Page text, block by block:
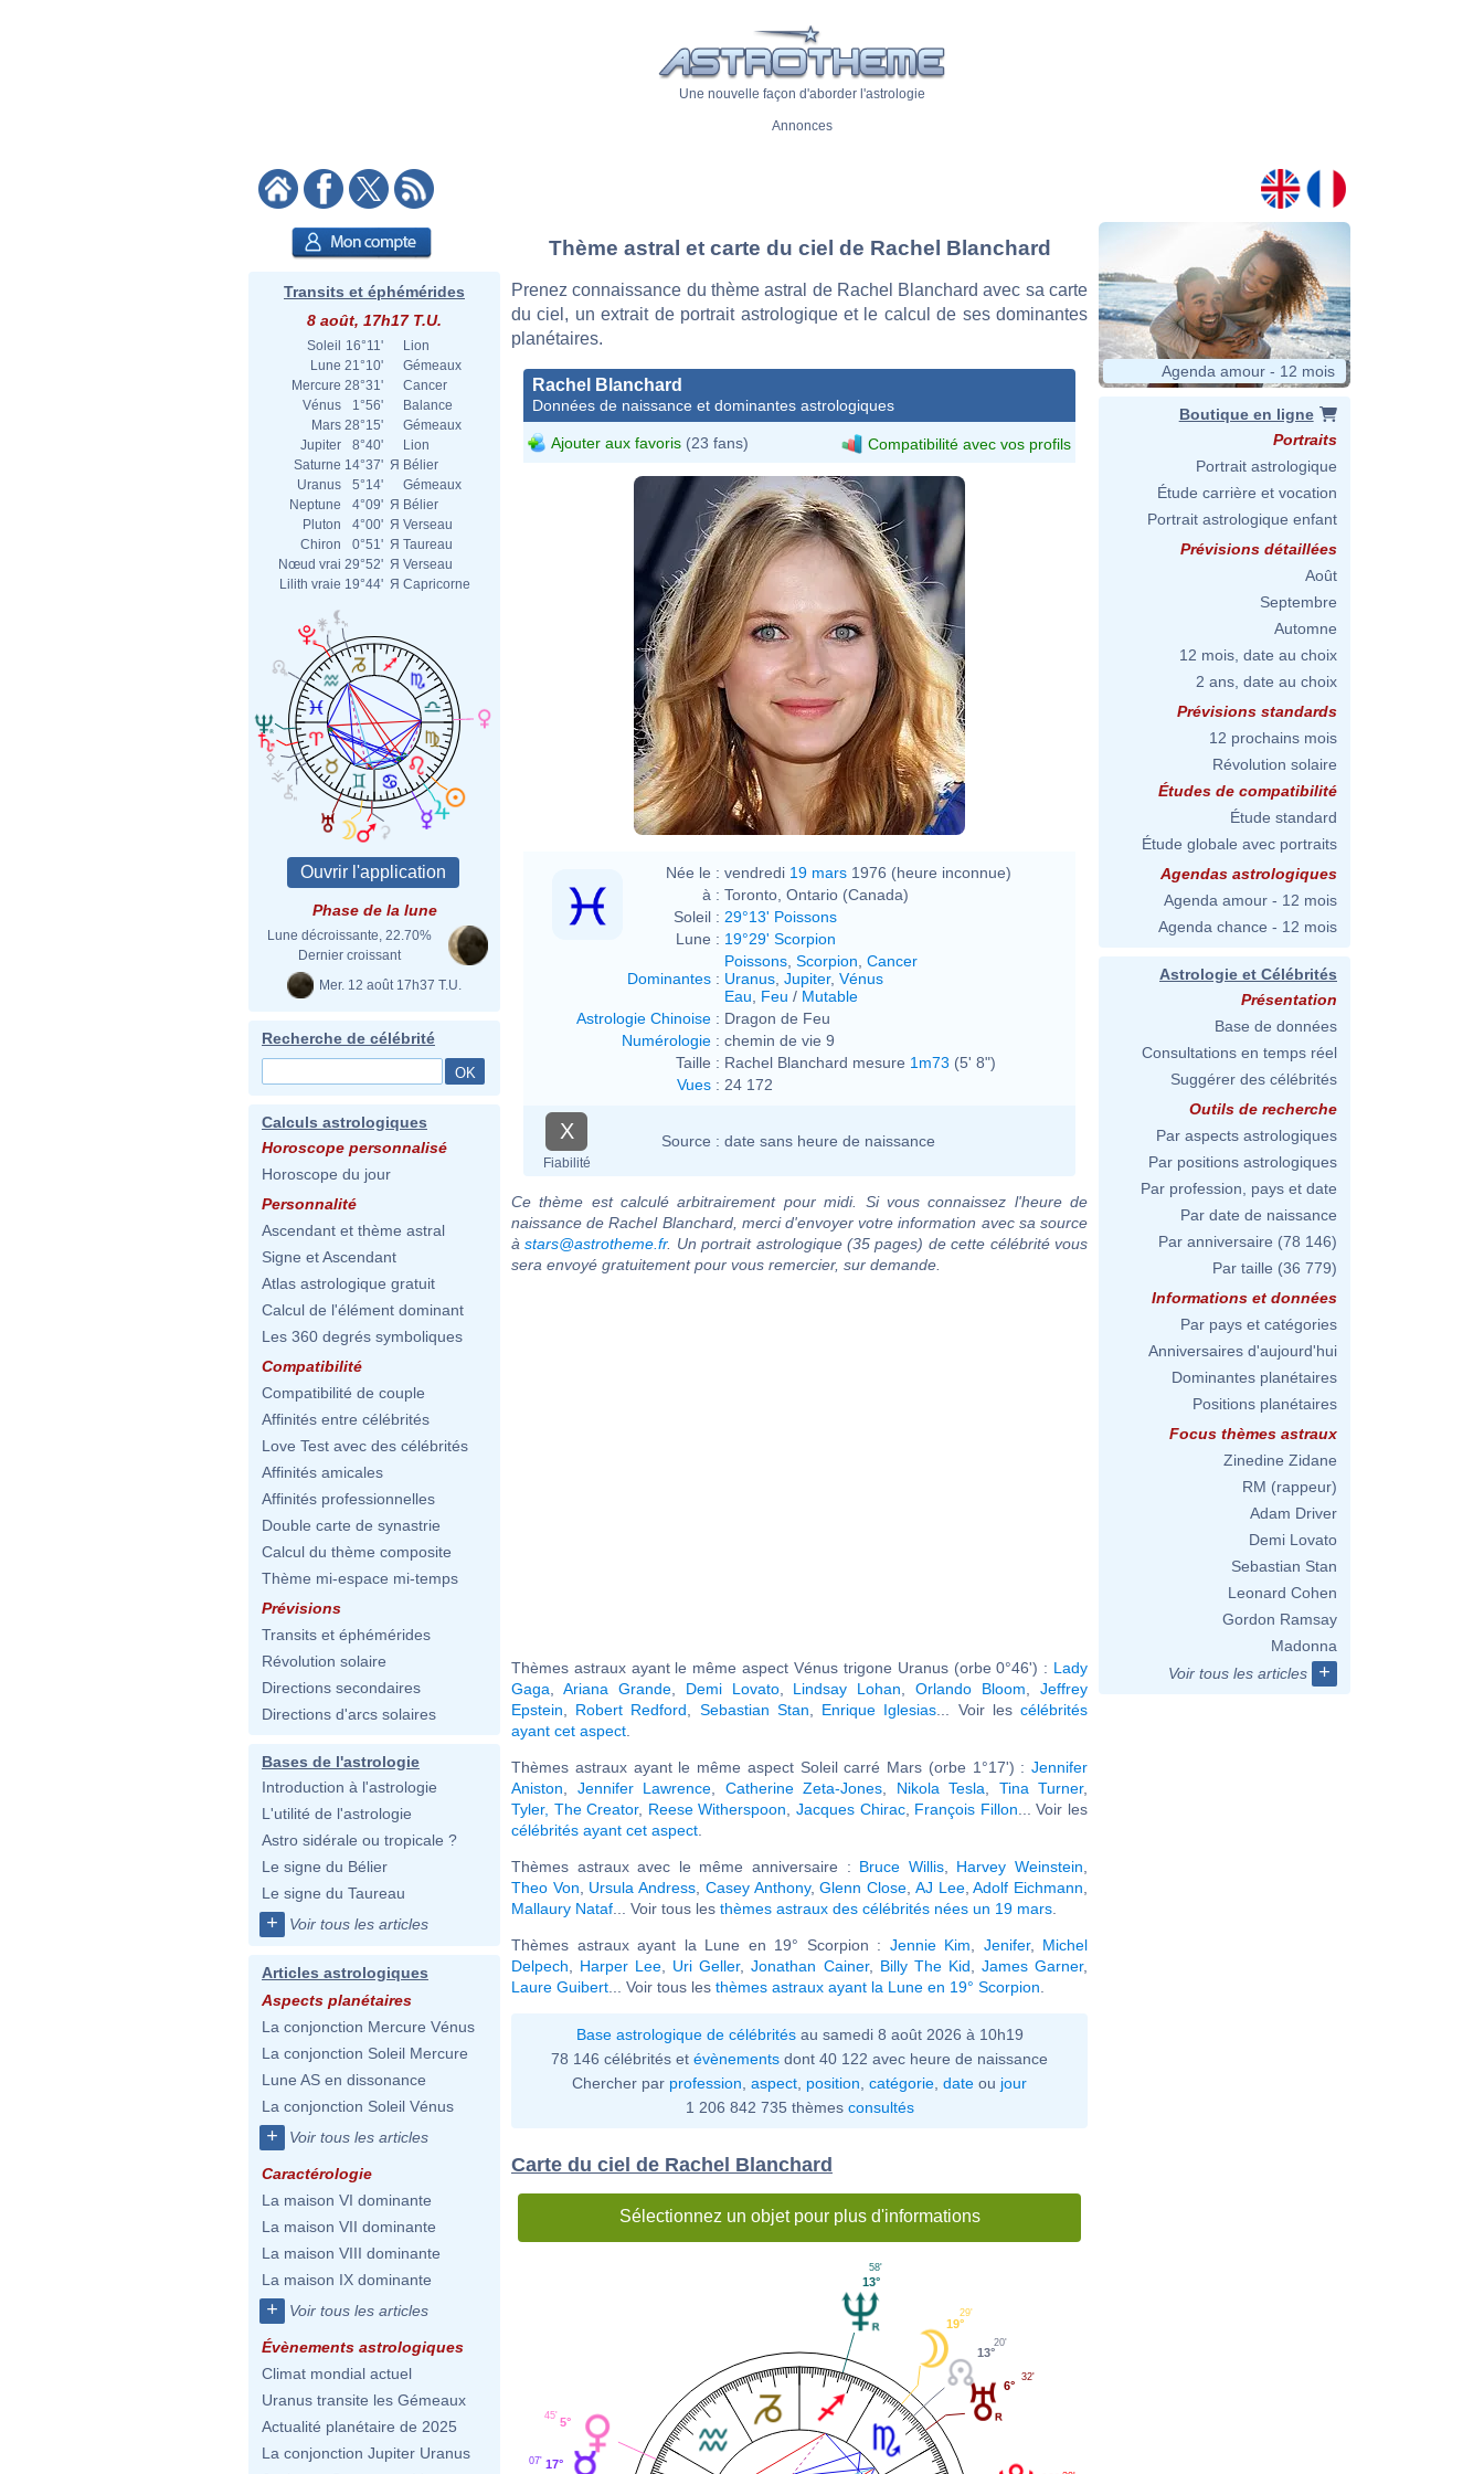
Une nouvelle façon d'aborder l'astrologie
Annonces
Transits et éphémérides
8 août, 17h17 T.U.
Soleil 16°11'
Lion
Lune 21°10'
Gémeaux
Mercure 28°31'
Cancer
Vénus
1°56'
Balance
Mars 28°15'
Gémeaux
Jupiter
8°40'
Lion
Saturne 14°37' Я Bélier
Uranus
5°14'
Gémeaux
Neptune
4°09' Я Bélier
Pluton
4°00' Я Verseau
Chiron
0°51' Я Taureau
Nœud vrai 29°52' Я Verseau
Lilith vraie 19°44' Я Capricorne
Phase de la lune
Lune décroissante, 22.70%
Dernier croissant
Mer. 12 août 17h37 T.U.
Recherche de célébrité
Calculs astrologiques
Horoscope personnalisé
Horoscope du jour
Personnalité
Ascendant et thème astral
Signe et Ascendant
Atlas astrologique gratuit
Calcul de l'élément dominant
Les 360 degrés symboliques
Compatibilité
Compatibilité de couple
Affinités entre célébrités
Love Test avec des célébrités
Affinités amicales
Affinités professionnelles
Double carte de synastrie
Calcul du thème composite
Thème mi-espace mi-temps
Prévisions
Transits et éphémérides
Révolution solaire
Directions secondaires
Directions d'arcs solaires
Bases de l'astrologie
Introduction à l'astrologie
L'utilité de l'astrologie
Astro sidérale ou tropicale ?
Le signe du Bélier
Le signe du Taureau
+ Voir tous les articles
Articles astrologiques
Aspects planétaires
La conjonction Mercure Vénus
La conjonction Soleil Mercure
Lune AS en dissonance
La conjonction Soleil Vénus
+ Voir tous les articles
Caractérologie
La maison VI dominante
La maison VII dominante
La maison VIII dominante
La maison IX dominante
+ Voir tous les articles
Évènements astrologiques
Climat mondial actuel
Uranus transite les Gémeaux
Actualité planétaire de 2025
La conjonction Jupiter Uranus
Thème astral et carte du ciel de Rachel Blanchard
Prenez connaissance du thème astral de Rachel Blanchard avec sa carte
du ciel, un extrait de portrait astrologique et le calcul de ses dominantes
planétaires.
Rachel Blanchard
Données de naissance et dominantes astrologiques
Ajouter aux favoris (23 fans) Compatibilité avec vos profils
Née le : vendredi 19 mars 1976 (heure inconnue)
à : Toronto, Ontario (Canada)
Soleil : 29°13' Poissons
Lune : 19°29' Scorpion
Dominantes :
Poissons Scorpion Cancer
Uranus Jupiter, Vénus
Eau
Feu / Mutable
Astrologie Chinoise : Dragon de Feu
Numérologie : chemin de vie 9
Taille : Rachel Blanchard mesure 1m73 (5' 8")
Vues : 24 172
X
Fiabilité
Source : date sans heure de naissance
Ce thème est calculé arbitrairement pour midi. Si vous connaissez l'heure de
naissance de Rachel Blanchard, merci d'envoyer votre information avec sa source
àstars@astrotheme.fr. Un portrait astrologique (35 pages) de cette célébrité vous
sera envoyé gratuitement pour vous remercier, sur demande.
Thèmes astraux ayant le même aspect Vénus trigone Uranus (orbe 0°46') : Lady
Gaga
Ariana Grande, Demi Lovato, Lindsay Lohan ,Orlando Bloom ,Jeffrey
Epstein
Robert Redford Sebastian Stan Enrique Iglesias ... Voir lescélébrités
ayant cet aspect
Thèmes astraux ayant le même aspect Soleil carré Mars (orbe 1°17') : Jennifer
Aniston
Jennifer Lawrence Catherine Zeta-Jones Nikola Tesla Tina Turner,
Tyler, The Creator, Reese Witherspoon ,Jacques Chirac, François Fillon ... Voir les
célébrités ayant cet aspect
Thèmes astraux avec le même anniversaire : Bruce Willis, Harvey Weinstein
Theo Von
Ursula Andress Casey Anthony,Glenn Close AJ Lee,Adolf Eichmann
Mallaury Nataf ... Voir tous les thèmes astraux des célébrités nées un 19 mars
Thèmes astraux ayant la Lune en 19° Scorpion : Jennie Kim Jenifer, Michel
Delpech
Harper Lee Uri Geller,Jonathan Cainer, Billy The Kid James Garner,
Laure Guibert ... Voir tous les thèmes astraux ayant la Lune en 19° Scorpion
Base astrologique de célébritésau samedi 8 août 2026 à 10h19
78 146 célébrités et évènements dont 40 122 avec heure de naissance
Chercher par profession aspect position catégorie date ou jour
1 206 842 735 thèmes consultés
Carte du ciel de Rachel Blanchard
Sélectionnez un objet pour plus d'informations
6°
32'
13°
20'
19°
29'
13°
58'
5°
45'
17°
07'
Agenda amour - 12 mois
Boutique en ligne
Portraits
Portrait astrologique
Étude carrière et vocation
Portrait astrologique enfant
Prévisions détaillées
Août
Septembre
Automne
12 mois, date au choix
2 ans, date au choix
Prévisions standards
12 prochains mois
Révolution solaire
Études de compatibilité
Étude standard
Étude globale avec portraits
Agendas astrologiques
Agenda amour - 12 mois
Agenda chance - 12 mois
Astrologie et Célébrités
Présentation
Base de données
Consultations en temps réel
Suggérer des célébrités
Outils de recherche
Par aspects astrologiques
Par positions astrologiques
Par profession, pays et date
Par date de naissance
Par anniversaire (78 146)
Par taille (36 779)
Informations et données
Par pays et catégories
Anniversaires d'aujourd'hui
Dominantes planétaires
Positions planétaires
Focus thèmes astraux
Zinedine Zidane
RM (rappeur)
Adam Driver
Demi Lovato
Sebastian Stan
Leonard Cohen
Gordon Ramsay
Madonna
Voir tous les articles
+